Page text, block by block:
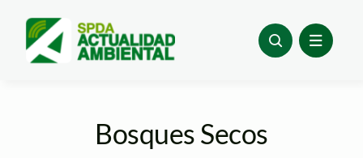
content
Bosques Secos